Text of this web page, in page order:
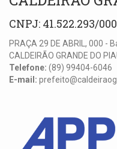
CNPJ: 41.522.293/
PRAÇA 29 DE ABRIL, 000 -
CALDEIRÃO GRANDE DO
Telefone: (89) 99404-6046
E-mail: